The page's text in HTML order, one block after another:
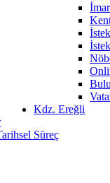
Kdz. Ereğli
Süreç